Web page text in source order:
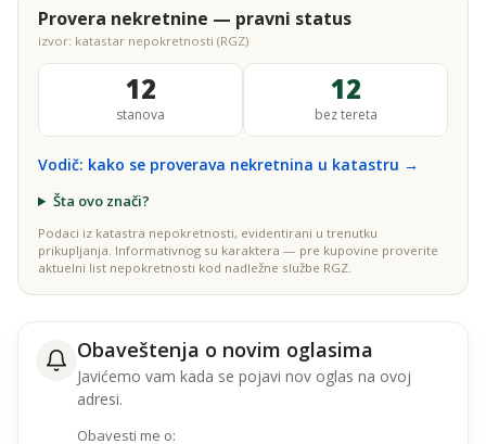
Provera nekretnine — pravni status
izvor: katastar nepokretnosti (RGZ)
12
stanova
12
bez tereta
Vodič: kako se proverava nekretnina u katastru →
Šta ovo znači?
Podaci iz katastra nepokretnosti, evidentirani u trenutku
prikupljanja. Informativnog su karaktera — pre kupovine proverite
aktuelni list nepokretnosti kod nadležne službe RGZ.
Obaveštenja o novim oglasima
Javićemo vam kada se pojavi nov oglas na ovoj
adresi.
Obavesti me o: